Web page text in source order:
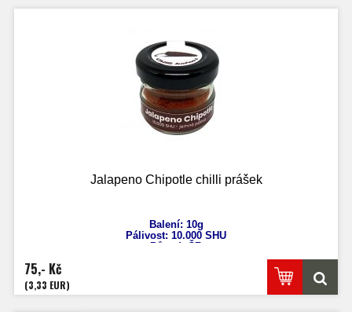
Jalapeno Chipotle chilli prášek
Balení: 10g
Pálivost: 10.000 SHU
Původ: ČR
75,- Kč
(3,33 EUR)